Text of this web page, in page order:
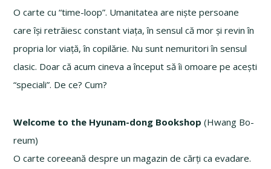
O carte cu “time-loop”. Umanitatea are niște persoane
care își retrăiesc constant viața, în sensul că mor și revin în
propria lor viață, în copilărie. Nu sunt nemuritori în sensul
clasic. Doar că acum cineva a început să îi omoare pe acești
“speciali”. De ce? Cum?
Welcome to the Hyunam-dong Bookshop (Hwang Bo-
reum)
O carte coreeană despre un magazin de cărți ca evadare.